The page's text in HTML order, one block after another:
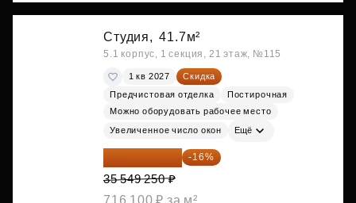
Студия, 41.7м²
5.1 корпус, 1 секция, 21 этаж, №115
1 кв 2027
Скидка
Предчистовая отделка
Постирочная
Можно оборудовать рабочее место
Увеличенное число окон Ещё
29 861 370 ₽ -16%
35 549 250 ₽
716 100 ₽ за м²